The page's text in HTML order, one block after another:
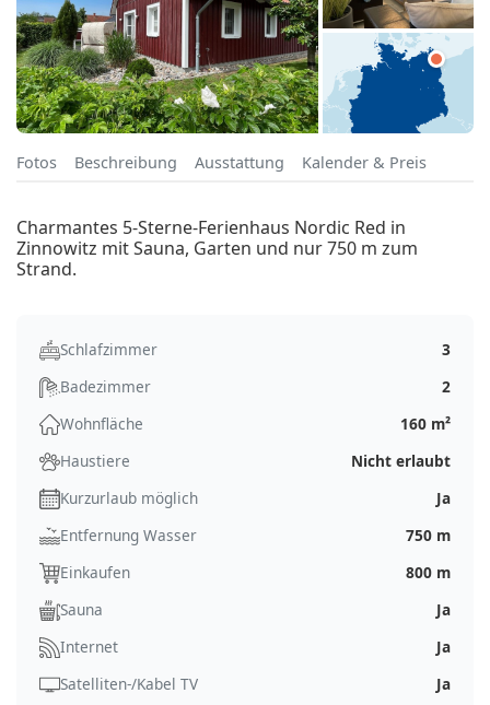
Fotos Beschreibung Ausstattung Kalender & Preis
Charmantes 5-Sterne-Ferienhaus Nordic Red in
Zinnowitz mit Sauna, Garten und nur 750 m zum
Strand.
Schlafzimmer
3
Badezimmer
2
Wohnfläche
160 m²
Haustiere
Nicht erlaubt
Kurzurlaub möglich
Ja
Entfernung Wasser
750 m
Einkaufen
800 m
Sauna
Ja
Internet
Ja
Satelliten-/Kabel TV
Ja